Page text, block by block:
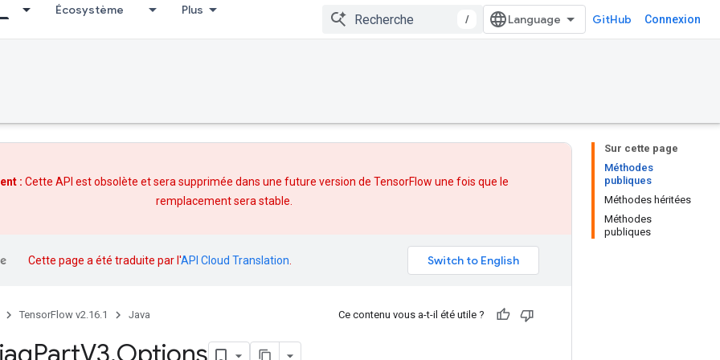
Écosystème Plus
/ GitHub Connexion
Sur cette page
Méthodes
publiques
Méthodes héritées
Méthodes
publiques
: Cette API est obsolète et sera supprimée dans une future version de TensorFlow une fois que le
remplacementsera stable.
Cette page a été traduite par l'API Cloud Translation
TensorFlow v2.16.1 Java Ce contenu vous a-t-il été utile ?
PartV3.Options